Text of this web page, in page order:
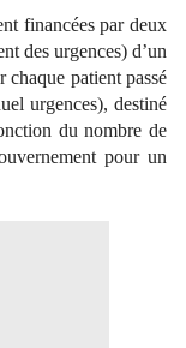
financées par deux
des urgences) d’un
chaque patient passé
urgences), destiné
du nombre de
pour un